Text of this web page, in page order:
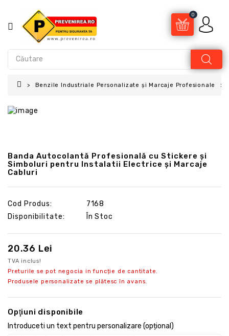
0
Benzile Industriale Personalizate și Marcaje Profesionale
Banda Autocolantă Profesională cu Stickere și
Simboluri pentru Instalatii Electrice și Marcaje
Cabluri
Cod Produs:
7168
Disponibilitate:
În Stoc
20.36 Lei
TVA inclus!
Preturile se pot negocia in funcție de cantitate.
Produsele personalizate se plătesc în avans.
Opţiuni disponibile
Introduceti un text pentru personalizare (opțional)